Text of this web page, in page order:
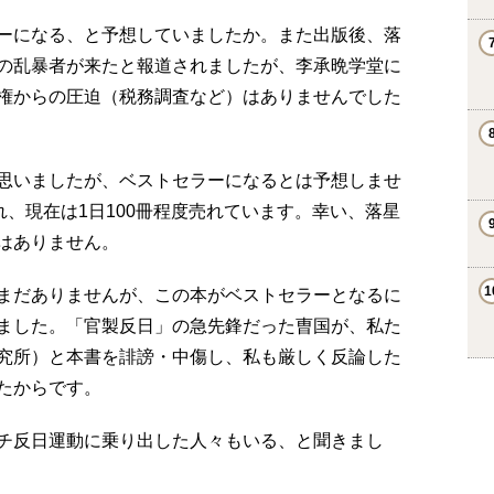
になる、と予想していましたか。また出版後、落
乱暴者が来たと報道されましたが、李承晩学堂に
からの圧迫（税務調査など）はありませんでした
いましたが、ベストセラーになるとは予想しませ
現在は1日100冊程度売れています。幸い、落星
ありません。
だありませんが、この本がベストセラーとなるに
した。「官製反日」の急先鋒だった曺国が、私た
所）と本書を誹謗・中傷し、私も厳しく反論した
からです。
反日運動に乗り出した人々もいる、と聞きまし